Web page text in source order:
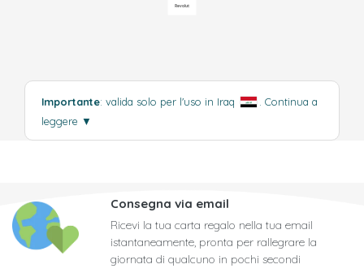
Importante: valida solo per l'uso in Iraq
Continua a
leggere ▼
Consegna via email
Ricevi la tua carta regalo nella tua email
istantaneamente, pronta per rallegrare la
giornata di qualcuno in pochi secondi